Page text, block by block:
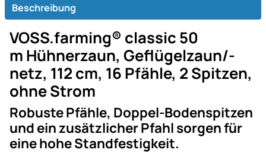
Beschreibung
VOSS.farming® classic 50
m Hühnerzaun, Geflügelzaun/-
netz, 112 cm, 16 Pfähle, 2 Spitzen,
ohne Strom
Robuste Pfähle, Doppel-Bodenspitzen
und ein zusätzlicher Pfahl sorgen für
eine hohe Standfestigkeit.